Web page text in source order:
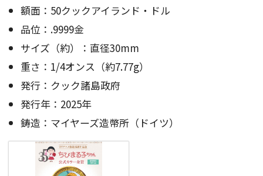
額面：50クックアイランド・ドル
品位：.9999金
サイズ（約）：直径30mm
重さ：1/4オンス（約7.77g）
発行：クック諸島政府
発行年：2025年
鋳造：マイヤーズ造幣所（ドイツ）